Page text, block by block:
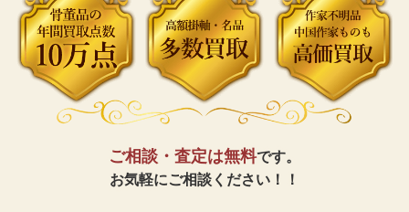
ご相談・査定は無料です。
お気軽にご相談ください！！